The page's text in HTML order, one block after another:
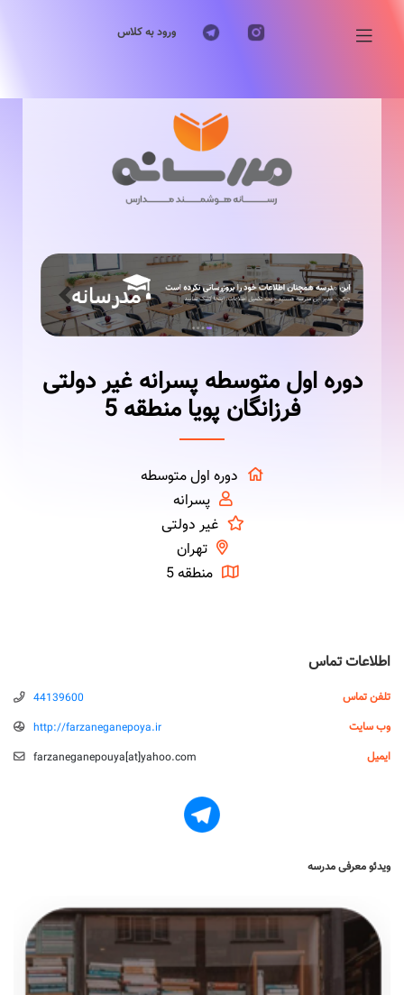
ورود به کلاس
Previous Next
دوره اول متوسطه پسرانه غیر دولتی
فرزانگان پویا منطقه 5
دوره اول متوسطه
پسرانه
غیر دولتی
تهران
منطقه 5
اطلاعات تماس
تلفن تماس
44139600
وب سایت
http://farzaneganepoya.ir
ایمیل
farzaneganepouya‌[‌a‌‌t‌‌‌]‌yahoo.com
ویدئو معرفی مدرسه